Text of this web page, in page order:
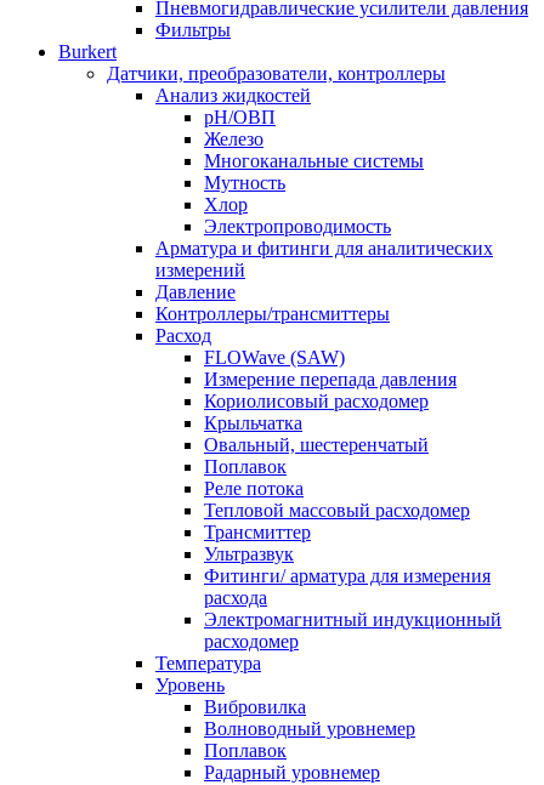
Пневмогидравлические усилители давления
Фильтры
Burkert
Датчики, преобразователи, контроллеры
Анализ жидкостей
pH/ОВП
Железо
Многоканальные системы
Мутность
Хлор
Электропроводимость
Арматура и фитинги для аналитических
измерений
Давление
Контроллеры/трансмиттеры
Расход
FLOWave (SAW)
Измерение перепада давления
Кориолисовый расходомер
Крыльчатка
Овальный, шестеренчатый
Поплавок
Реле потока
Тепловой массовый расходомер
Трансмиттер
Ультразвук
Фитинги/ арматура для измерения
расхода
Электромагнитный индукционный
расходомер
Температура
Уровень
Вибровилка
Волноводный уровнемер
Поплавок
Радарный уровнемер